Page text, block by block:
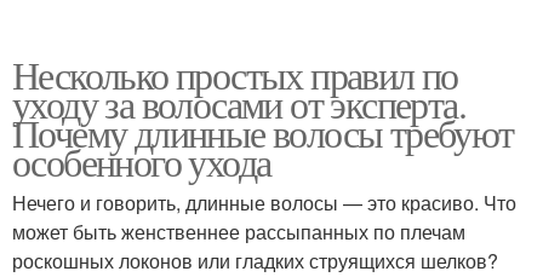
Несколько простых правил по
уходу за волосами от эксперта.
Почему длинные волосы требуют
особенного ухода
Нечего и говорить, длинные волосы — это красиво. Что
может быть женственнее рассыпанных по плечам
роскошных локонов или гладких струящихся шелков?